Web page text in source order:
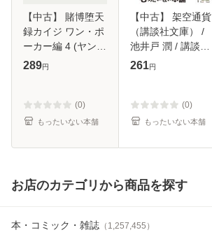
【中古】 賭博堕天
録カイジ ワン・ポ
ーカー編 4 (ヤンマ
ガKCスペシャル) /
便送料無料】
289円
(0)
もったいない本舗
【中古】 架空通貨
（講談社文庫） /
池井戸 潤 / 講談社
[文庫]【メール便送
261円
(0)
もったいない本舗
お店のカテゴリから商品を探す
本・コミック・雑誌 （ 1,257,455 ）